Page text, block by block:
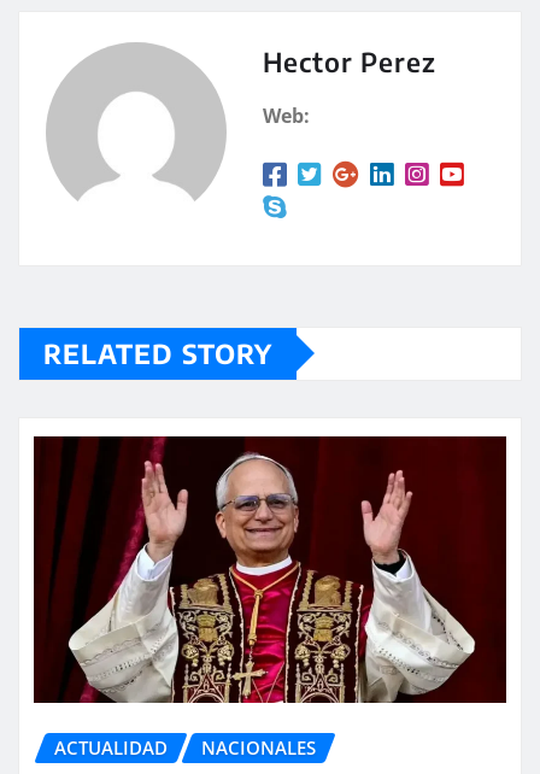
A
p
rt
Hector Perez
Web:
RELATED STORY
ACTUALIDAD NACIONALES